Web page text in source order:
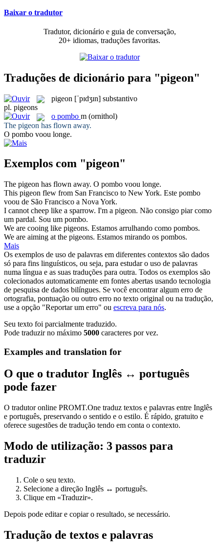
Baixar o tradutor
Tradutor, dicionário e guia de conversação,
20+ idiomas, traduções favoritas.
Traduções de dicionário para "pigeon"
pigeon [ˈpɪdʒɪn] substantivo
pl. pigeons
o pombo m (ornithol)
The pigeon has flown away.
O pombo voou longe.
Exemplos com "pigeon"
The pigeon has flown away. O pombo voou longe.
This pigeon flew from San Francisco to New York. Este pombo
voou de São Francisco a Nova York.
I cannot cheep like a sparrow. I'm a pigeon. Não consigo piar como
um pardal. Sou um pombo.
We are cooing like pigeons. Estamos arrulhando como pombos.
We are aiming at the pigeons. Estamos mirando os pombos.
Mais
Os exemplos de uso de palavras em diferentes contextos são dados
só para fins linguísticos, ou seja, para estudar o uso de palavras
numa língua e as suas traduções para outra. Todos os exemplos são
colecionados automaticamente em fontes abertas usando tecnologia
de pesquisa de dados bilíngues. Se você encontrar algum erro de
ortografia, pontuação ou outro erro no texto original ou na tradução,
use a opção "Reportar um erro" ou escreva para nós.
Seu texto foi parcialmente traduzido.
Pode traduzir no máximo 5000 caracteres por vez.
Examples and translation for
O que o tradutor Inglês ↔ português
pode fazer
O tradutor online PROMT.One traduz textos e palavras entre Inglês
e português, preservando o sentido e o estilo. É rápido, gratuito e
oferece sugestões de tradução tendo em conta o contexto.
Modo de utilização: 3 passos para
traduzir
Cole o seu texto.
Selecione a direção Inglês ↔ português.
Clique em «Traduzir».
Depois pode editar e copiar o resultado, se necessário.
Tradução de textos e palavras